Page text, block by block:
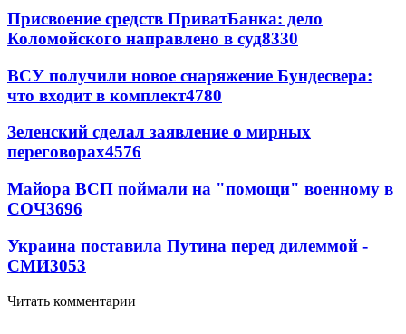
Присвоение средств ПриватБанка: дело
Коломойского направлено в суд8330
ВСУ получили новое снаряжение Бундесвера:
что входит в комплект4780
Зеленский сделал заявление о мирных
переговорах4576
Майора ВСП поймали на "помощи" военному в
СОЧ3696
Украина поставила Путина перед дилеммой -
СМИ3053
Читать комментарии